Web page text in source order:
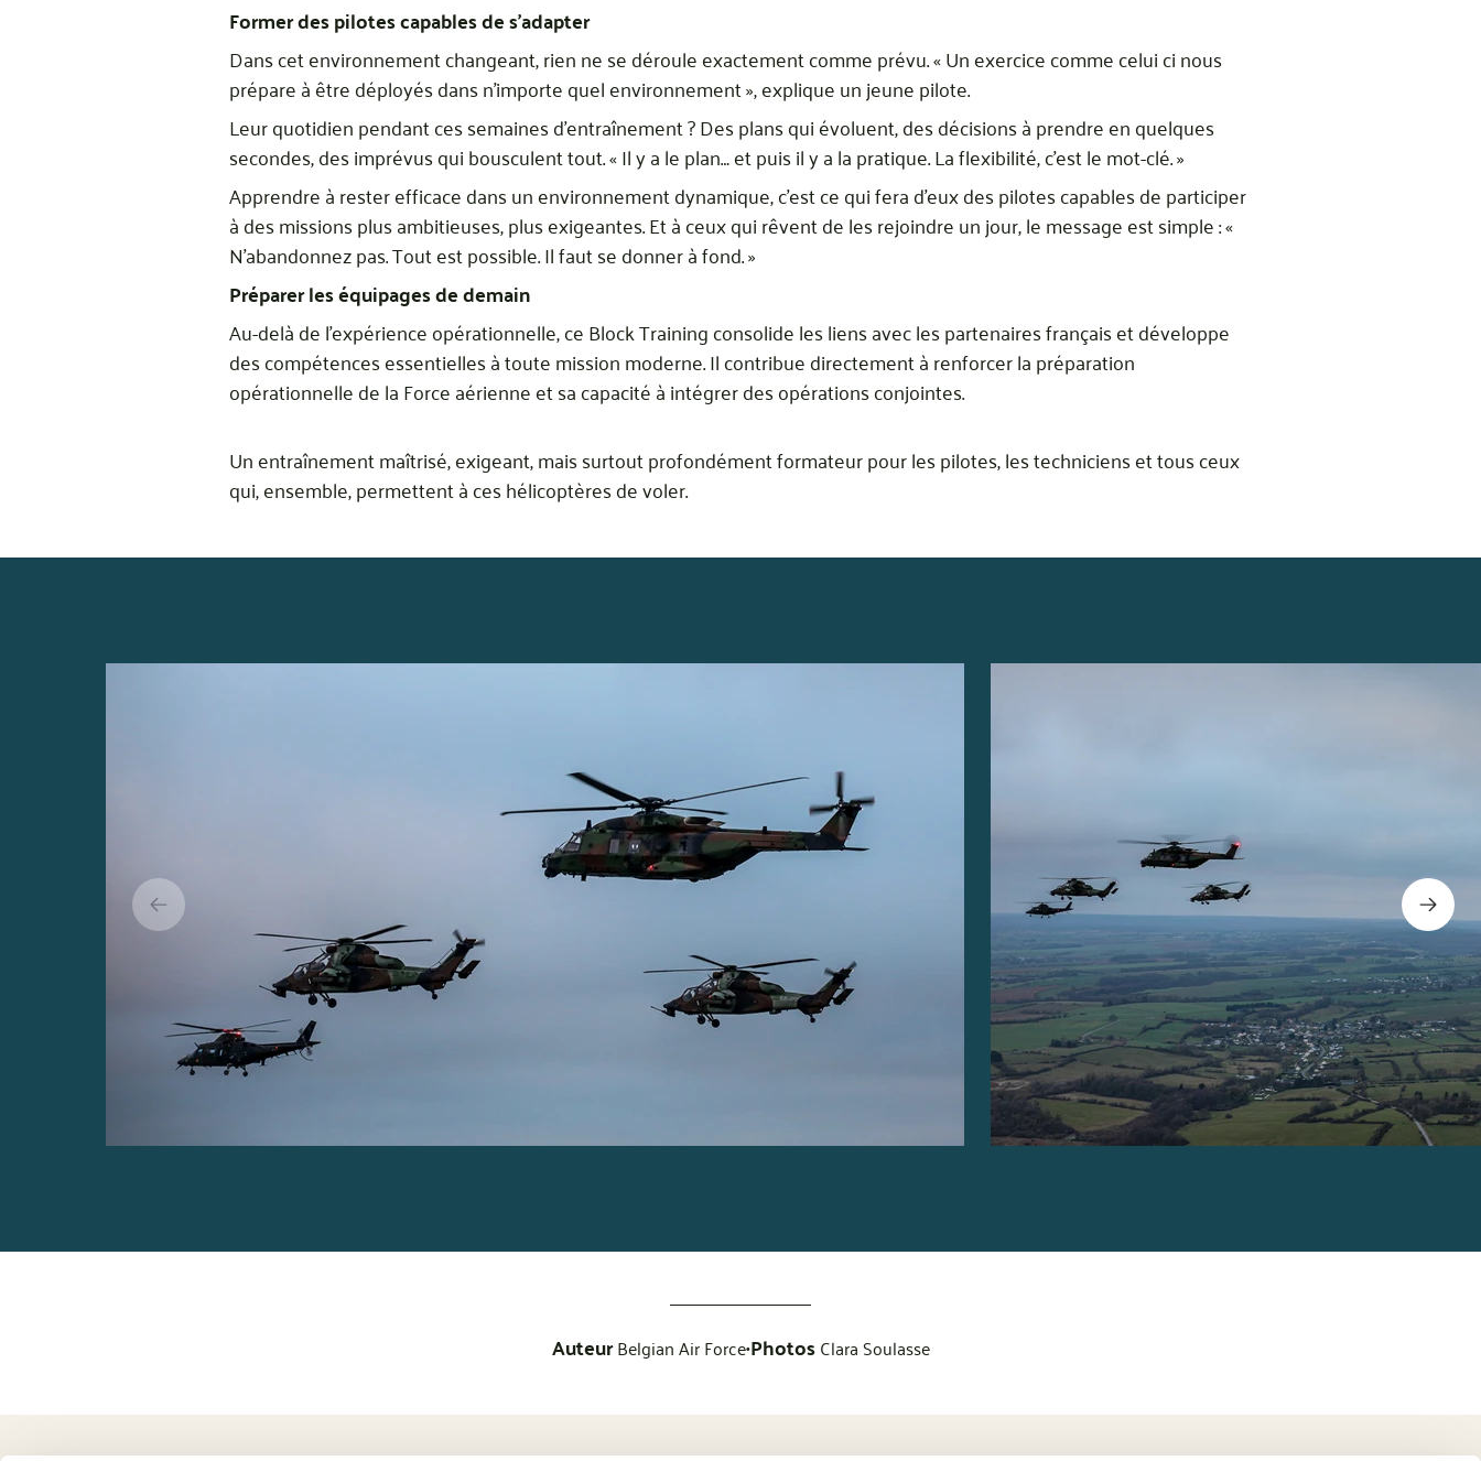
Former des pilotes capables de s’adapter
Dans cet environnement changeant, rien ne se déroule exactement comme prévu. « Un exercice comme celui ci nous
prépare à être déployés dans n’importe quel environnement », explique un jeune pilote.
Leur quotidien pendant ces semaines d’entraînement ? Des plans qui évoluent, des décisions à prendre en quelques
secondes, des imprévus qui bousculent tout. « Il y a le plan… et puis il y a la pratique. La flexibilité, c’est le mot-clé. »
Apprendre à rester efficace dans un environnement dynamique, c’est ce qui fera d’eux des pilotes capables de participer
à des missions plus ambitieuses, plus exigeantes. Et à ceux qui rêvent de les rejoindre un jour, le message est simple : «
N’abandonnez pas. Tout est possible. Il faut se donner à fond. »
Préparer les équipages de demain
Au-delà de l’expérience opérationnelle, ce Block Training consolide les liens avec les partenaires français et développe
des compétences essentielles à toute mission moderne. Il contribue directement à renforcer la préparation
opérationnelle de la Force aérienne et sa capacité à intégrer des opérations conjointes.
Un entraînement maîtrisé, exigeant, mais surtout profondément formateur pour les pilotes, les techniciens et tous ceux
qui, ensemble, permettent à ces hélicoptères de voler.
AuteurBelgian Air Force•PhotosClara Soulasse